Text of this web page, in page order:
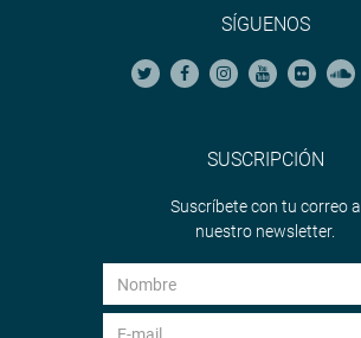
SÍGUENOS
SUSCRIPCIÓN
Suscríbete con tu correo a
nuestro newsletter.